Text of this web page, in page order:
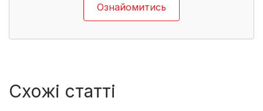
Ознайомитись
Схожі статті